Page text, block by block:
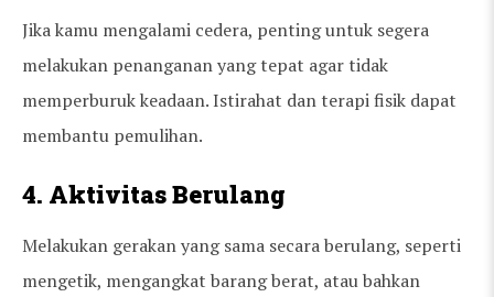
Jika kamu mengalami cedera, penting untuk segera
melakukan penanganan yang tepat agar tidak
memperburuk keadaan. Istirahat dan terapi fisik dapat
membantu pemulihan.
4. Aktivitas Berulang
Melakukan gerakan yang sama secara berulang, seperti
mengetik, mengangkat barang berat, atau bahkan